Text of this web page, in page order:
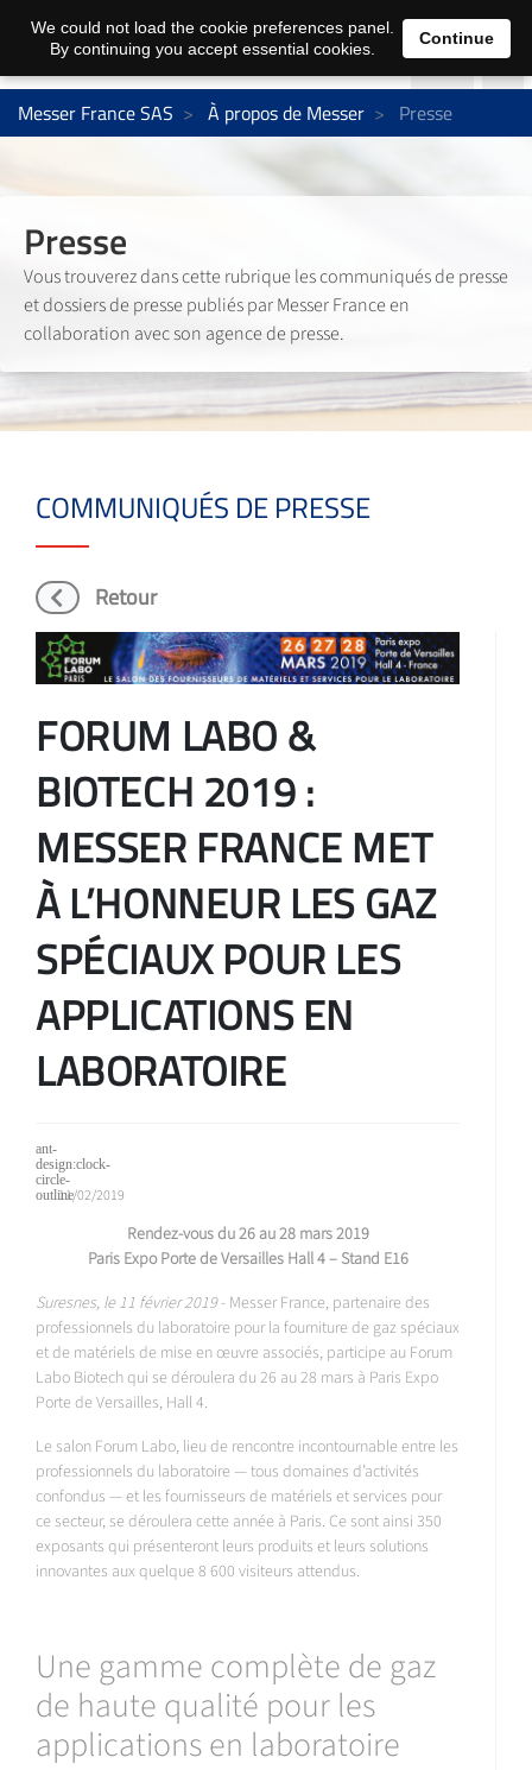
Messer France SAS À propos de Messer Presse
Presse
Vous trouverez dans cette rubrique les communiqués de presse
et dossiers de presse publiés par Messer France en
collaboration avec son agence de presse.
COMMUNIQUÉS DE PRESSE
Retour
FORUM LABO &
BIOTECH 2019 :
MESSER FRANCE MET
À L’HONNEUR LES GAZ
SPÉCIAUX POUR LES
APPLICATIONS EN
LABORATOIRE
11/02/2019
Rendez-vous du 26 au 28 mars 2019
Paris Expo Porte de Versailles Hall 4 – Stand E16
Suresnes, le 11 février 2019- Messer France, partenaire des
professionnels du laboratoire pour la fourniture de gaz spéciaux
et de matériels de mise en œuvre associés, participe au Forum
Labo Biotech qui se déroulera du 26 au 28 mars à Paris Expo
Porte de Versailles, Hall 4.
Le salon Forum Labo, lieu de rencontre incontournable entre les
professionnels du laboratoire — tous domaines d’activités
confondus — et les fournisseurs de matériels et services pour
ce secteur, se déroulera cette année à Paris. Ce sont ainsi 350
exposants qui présenteront leurs produits et leurs solutions
innovantes aux quelque 8 600 visiteurs attendus.
Une gamme complète de gaz
de haute qualité pour les
applications en laboratoire
We could not load the cookie preferences panel.
By continuing you accept essential cookies.
Continue